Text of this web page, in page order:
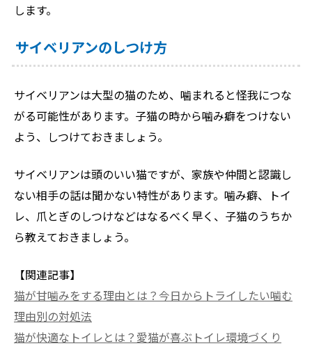
します。
サイベリアンのしつけ方
サイベリアンは大型の猫のため、噛まれると怪我につな
がる可能性があります。子猫の時から噛み癖をつけない
よう、しつけておきましょう。
サイベリアンは頭のいい猫ですが、家族や仲間と認識し
ない相手の話は聞かない特性があります。噛み癖、トイ
レ、爪とぎのしつけなどはなるべく早く、子猫のうちか
ら教えておきましょう。
【関連記事】
猫が甘噛みをする理由とは？今日からトライしたい噛む
理由別の対処法
猫が快適なトイレとは？愛猫が喜ぶトイレ環境づくり